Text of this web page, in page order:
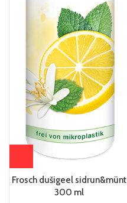
Frosch dušigeel sidrun&münt
300 ml